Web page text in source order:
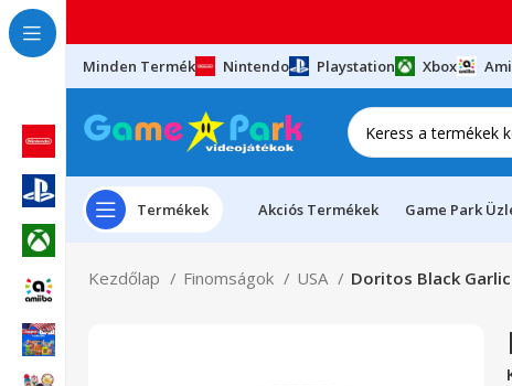
Minden Termék Nintendo Playstation Xbox
Termékek Akciós Termékek Game Park
Kezdőlap Finomságok USA Doritos Black